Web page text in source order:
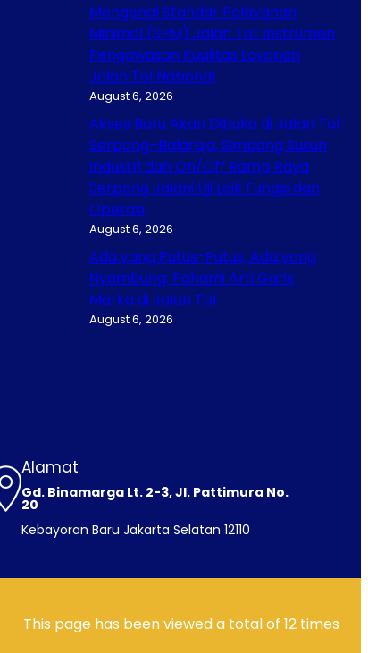
Mengenal Standar Pelayanan
Minimal (SPM) Jalan Tol: Instrumen
Pengawasan Kualitas Layanan
Jalan Tol Nasional
August 6, 2026
Akses Baru Akan Dibuka di Jalan Tol
Serpong–Balaraja, Simpang Susun
Industri dan On/Off Ramp Raya
Serpong Jalani Uji Laik Fungsi dan
Operasi
August 6, 2026
Ada yang Putus-Putus, Ada yang
Nyambung: Pahami Arti Garis
Marka di Jalan Tol
August 6, 2026
Alamat
Gd. Binamarga Lt. 2-3, Jl. Pattimura No.
20
Kebayoran Baru Jakarta Selatan 12110
This page has been viewed a total of 12 times